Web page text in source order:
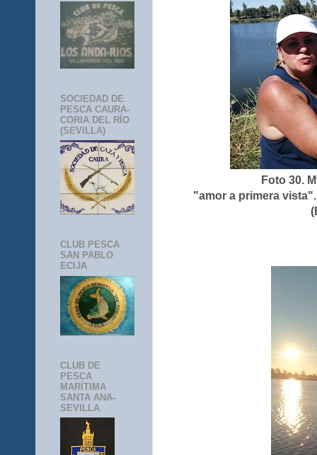
Foto 30.
"amor a primera
SOCIEDAD DE
PESCA CAURA-
CORIA DEL RÍO
(SEVILLA)
CLUB PESCA
SAN PABLO
ECIJA
CLUB DE
PESCA
MARÍTIMA
SANTA ANA-
SEVILLA